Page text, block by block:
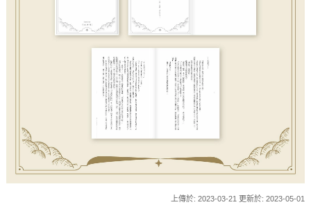
上傳於: 2023-03-21 更新於: 2023-05-01